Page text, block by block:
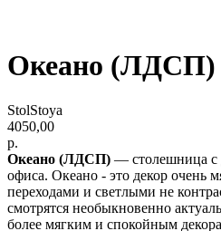
Океано (ЛДСП)
StolStoya
4050,00
р.
Океано (ЛДСП) — столешница с
офиса. Океано - это декор очень
переходами и светлыми не
смотрятся необыкновенно
более мягким и спокойным